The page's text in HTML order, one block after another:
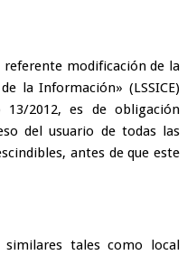
modificación de la
la Información» (LSSICE)
2012, es de obligación
del usuario de todas las
antes de que este
tales como local